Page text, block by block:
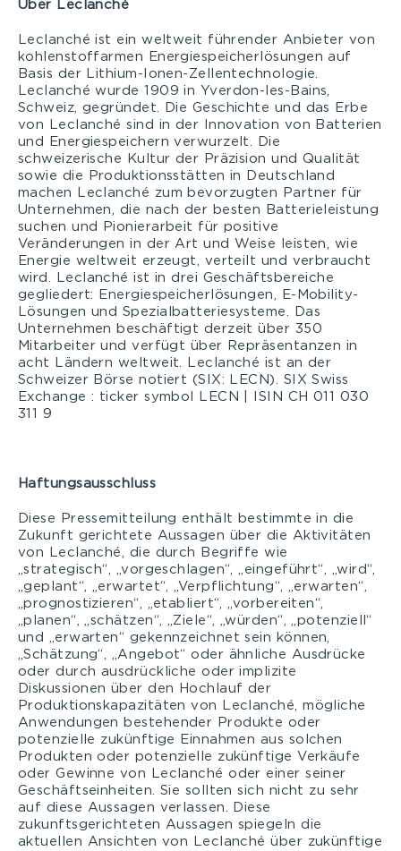
Über Leclanché
Leclanché ist ein weltweit führender Anbieter von
kohlenstoffarmen Energiespeicherlösungen auf
Basis der Lithium-Ionen-Zellentechnologie.
Leclanché wurde 1909 in Yverdon-les-Bains,
Schweiz, gegründet. Die Geschichte und das Erbe
von Leclanché sind in der Innovation von Batterien
und Energiespeichern verwurzelt. Die
schweizerische Kultur der Präzision und Qualität
sowie die Produktionsstätten in Deutschland
machen Leclanché zum bevorzugten Partner für
Unternehmen, die nach der besten Batterieleistung
suchen und Pionierarbeit für positive
Veränderungen in der Art und Weise leisten, wie
Energie weltweit erzeugt, verteilt und verbraucht
wird. Leclanché ist in drei Geschäftsbereiche
gegliedert: Energiespeicherlösungen, E-Mobility-
Lösungen und Spezialbatteriesysteme. Das
Unternehmen beschäftigt derzeit über 350
Mitarbeiter und verfügt über Repräsentanzen in
acht Ländern weltweit. Leclanché ist an der
Schweizer Börse notiert (SIX: LECN). SIX Swiss
Exchange : ticker symbol LECN | ISIN CH 011 030
311 9
Haftungsausschluss
Diese Pressemitteilung enthält bestimmte in die
Zukunft gerichtete Aussagen über die Aktivitäten
von Leclanché, die durch Begriffe wie
„strategisch“, „vorgeschlagen“, „eingeführt“, „wird“,
„geplant“, „erwartet“, „Verpflichtung“, „erwarten“,
„prognostizieren“, „etabliert“, „vorbereiten“,
„planen“, „schätzen“, „Ziele“, „würden“, „potenziell“
und „erwarten“ gekennzeichnet sein können,
„Schätzung“, „Angebot“ oder ähnliche Ausdrücke
oder durch ausdrückliche oder implizite
Diskussionen über den Hochlauf der
Produktionskapazitäten von Leclanché, mögliche
Anwendungen bestehender Produkte oder
potenzielle zukünftige Einnahmen aus solchen
Produkten oder potenzielle zukünftige Verkäufe
oder Gewinne von Leclanché oder einer seiner
Geschäftseinheiten. Sie sollten sich nicht zu sehr
auf diese Aussagen verlassen. Diese
zukunftsgerichteten Aussagen spiegeln die
aktuellen Ansichten von Leclanché über zukünftige